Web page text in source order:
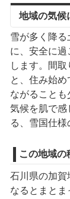
地域の気候
雪が多く降
に、安全に
します。間
と、住み始
ながること
気候を肌で感
る、雪国仕様
この地域の
石川県の加賀
なるとまと